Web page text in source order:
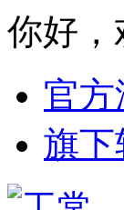
你好，
官方
旗下